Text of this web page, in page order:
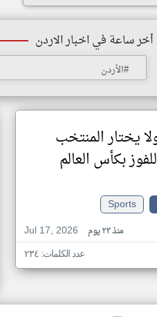
أخر ساعة في اخبار الاردن
#الأردن
يختار المنتخب
بكأس العالم
Sports
Jul 17, 2026
منذ ٢٣ يوم
عدد الكلمات: ٢٣٤